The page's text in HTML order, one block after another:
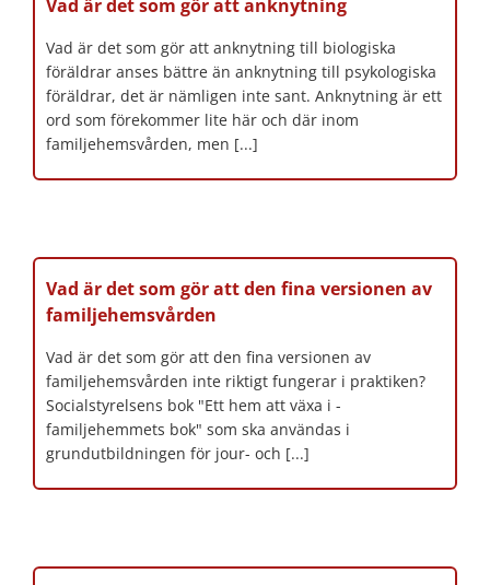
Vad är det som gör att anknytning
Vad är det som gör att anknytning till biologiska
föräldrar anses bättre än anknytning till psykologiska
föräldrar, det är nämligen inte sant. Anknytning är ett
ord som förekommer lite här och där inom
familjehemsvården, men [...]
Vad är det som gör att den fina versionen av
familjehemsvården
Vad är det som gör att den fina versionen av
familjehemsvården inte riktigt fungerar i praktiken?
Socialstyrelsens bok "Ett hem att växa i -
familjehemmets bok" som ska användas i
grundutbildningen för jour- och [...]